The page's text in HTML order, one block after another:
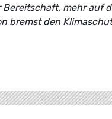
mehr auf
bremst den